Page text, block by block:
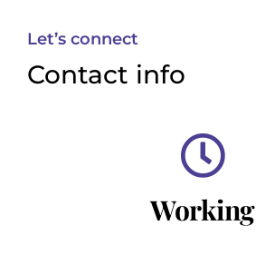
Let’s connect
Contact info
Working